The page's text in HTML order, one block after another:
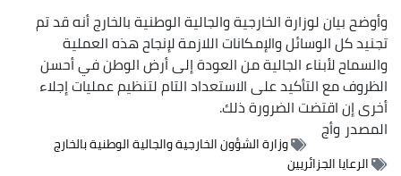
وأوضح بيان لوزارة الخارجية والجالية الوطنية بالخارج أنه قد تم
تجنيد كل الوسائل والإمكانات اللازمة لإنجاح هذه العملية
والسماح لأبناء الجالية من العودة إلى أرض الوطن في أحسن
الظروف مع التأكيد على الاستعداد التام لتنظيم عمليات إجلاء
أخرى إن اقتضت الضرورة ذلك.
المصدروأج
وزارة الشؤون الخارجية والجالية الوطنية بالخارج
الرعايا الجزائريين